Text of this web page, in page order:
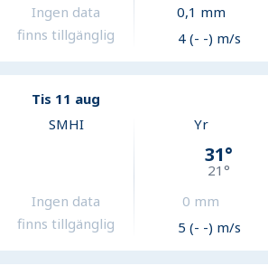
Ingen data
finns tillgänglig
0,1 mm
4 (- -) m/s
Tis 11 aug
SMHI
Ingen data
finns tillgänglig
Yr
31°
21°
0 mm
5 (- -) m/s